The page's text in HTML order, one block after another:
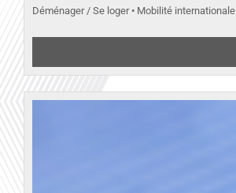
Déménager / Se loger • Mobilité internationale